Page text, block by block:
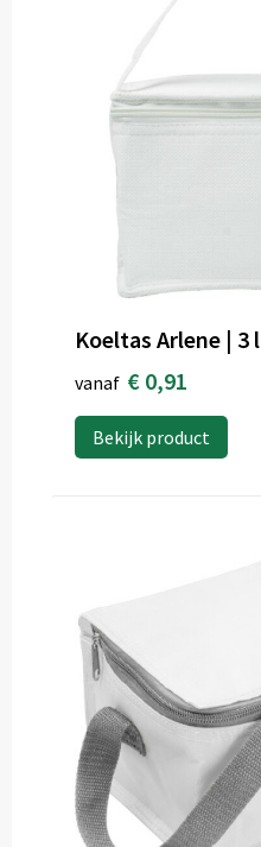
Koeltas Arlene | 3 l
vanaf € 0,91
Bekijk product